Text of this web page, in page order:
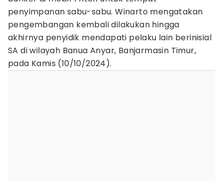
penyimpanan sabu-sabu. Winarto mengatakan
pengembangan kembali dilakukan hingga
akhirnya penyidik mendapati pelaku lain berinisial
SA di wilayah Banua Anyar, Banjarmasin Timur,
pada Kamis (10/10/2024).